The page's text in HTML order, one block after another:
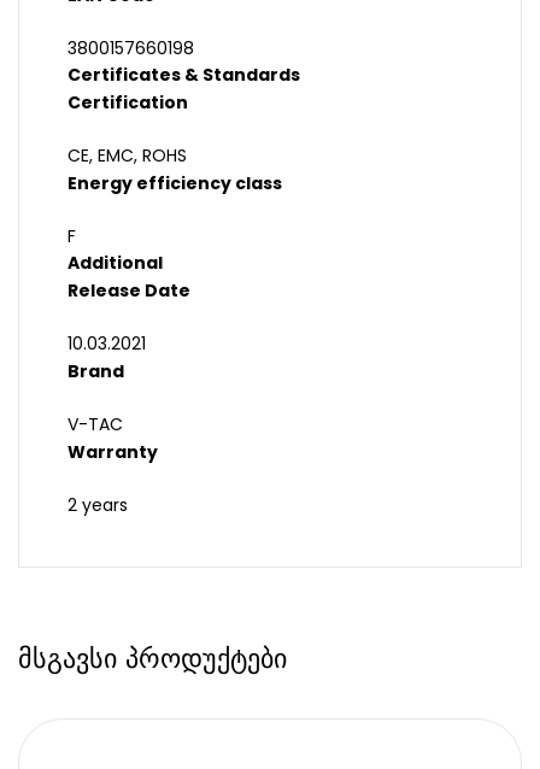
3800157660198
Certificates & Standards
Certification
CE, EMC, ROHS
Energy efficiency class
F
Additional
Release Date
10.03.2021
Brand
V-TAC
Warranty
2 years
მსგავსი პროდუქტები